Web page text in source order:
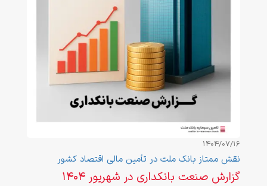
1404/07/16
نقش ممتاز بانک ملت در تأمین مالی اقتصاد کشور
گزارش صنعت بانکداری در شهریور ۱۴۰۴